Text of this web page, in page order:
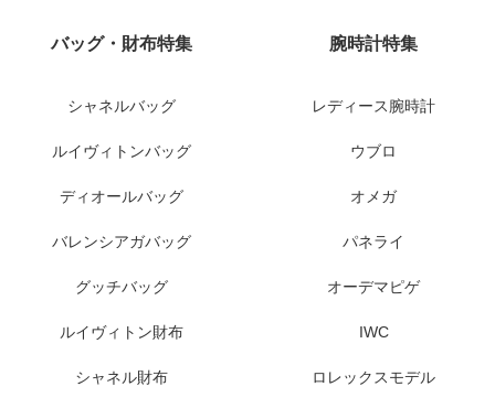
バッグ・財布特集
シャネルバッグ
ルイヴィトンバッグ
ディオールバッグ
バレンシアガバッグ
グッチバッグ
ルイヴィトン財布
シャネル財布
腕時計特集
レディース腕時計
ウブロ
オメガ
パネライ
オーデマピゲ
IWC
ロレックスモデル